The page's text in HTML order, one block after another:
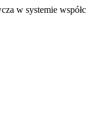
w systemie